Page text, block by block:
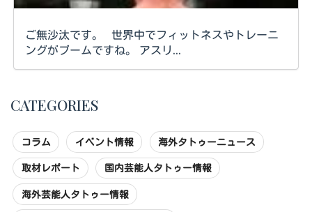
ご無沙汰です。 世界中でフィットネスやトレーニ
ングがブームですね。 アスリ...
CATEGORIES
コラム イベント情報 海外タトゥーニュース
取材レポート 国内芸能人タトゥー情報
海外芸能人タトゥー情報